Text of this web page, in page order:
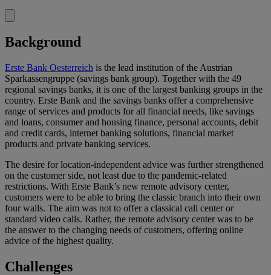
Background
Erste Bank Oesterreich is the lead institution of the Austrian
Sparkassengruppe (savings bank group). Together with the 49
regional savings banks, it is one of the largest banking groups in the
country. Erste Bank and the savings banks offer a comprehensive
range of services and products for all financial needs, like savings
and loans, consumer and housing finance, personal accounts, debit
and credit cards, internet banking solutions, financial market
products and private banking services.
The desire for location-independent advice was further strengthened
on the customer side, not least due to the pandemic-related
restrictions. With Erste Bank’s new remote advisory center,
customers were to be able to bring the classic branch into their own
four walls. The aim was not to offer a classical call center or
standard video calls. Rather, the remote advisory center was to be
the answer to the changing needs of customers, offering online
advice of the highest quality.
Challenges